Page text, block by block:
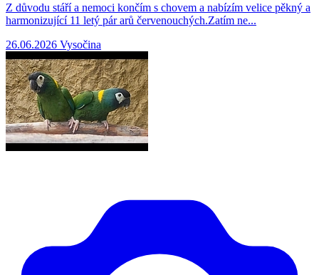
Z důvodu stáří a nemoci končím s chovem a nabízím velice pěkný a
harmonizující 11 letý pár arů červenouchých.Zatím ne...
26.06.2026 Vysočina